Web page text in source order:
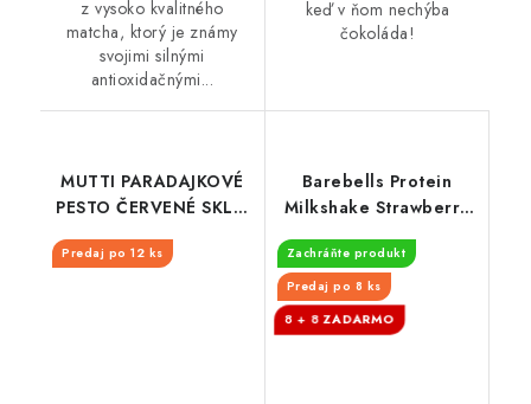
z vysoko kvalitného
matcha, ktorý je známy
svojimi silnými
antioxidačnými...
keď v ňom nechýba
čokoláda!
MUTTI PARADAJKOVÉ
PESTO ČERVENÉ SKLO
Predaj po 12 ks
Barebells Protein
Milkshake Strawberry
30.9.2026
Zachráňte produkt
Predaj po 8 ks
8 + 8